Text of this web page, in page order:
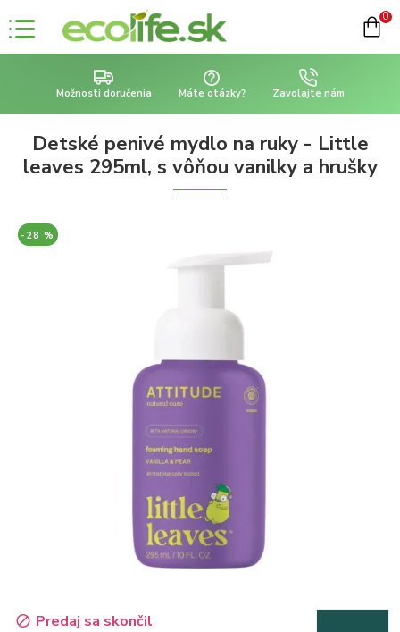
0
Možnosti doručenia Máte otázky? Zavolajte nám
Detské penivé mydlo na ruky - Little
leaves 295ml, s vôňou vanilky a hrušky
-28 %
Predaj sa skončil